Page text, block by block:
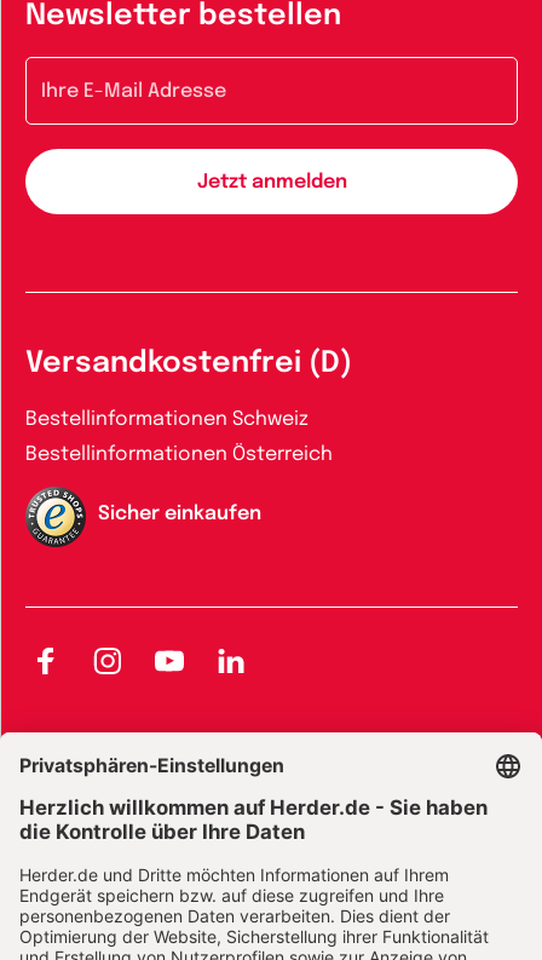
Newsletter bestellen
Versandkostenfrei (D)
Bestellinformationen Schweiz
Bestellinformationen Österreich
Sicher einkaufen
FacebookInstagramYouTubeLinkedIn
Widerrufsbelehrung E-Books
Widerrufsbelehrung Zeitschriften Datenschutz
Datenschutz Social Media Barrierefreiheit
Vertrag widerrufen